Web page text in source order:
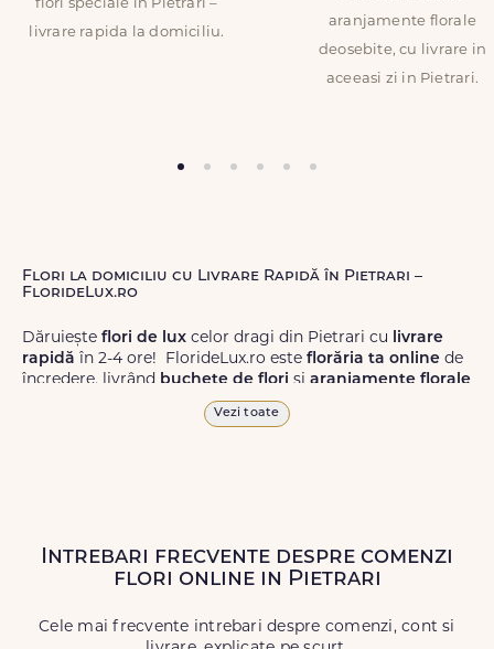
flori speciale in Pietrari –
livrare rapida la domiciliu.
aranjamente florale
deosebite, cu livrare in
aceeasi zi in Pietrari.
Flori la domiciliu cu Livrare Rapidă în Pietrari –
FlorideLux.ro
Dăruiește flori de lux celor dragi din Pietrari cu livrare
rapidă în 2-4 ore! FlorideLux.ro este florăria ta online de
încredere, livrând buchete de flori și aranjamente florale
de calitate superioară în Pietrari și în toată România.
Livrăm buchete de florichiar și în weekend, pentru ca tu
să poți adresa un gest frumos atunci când ai nevoie.
Vezi toate
Intrebari frecvente despre comenzi
flori online in Pietrari
Cele mai frecvente intrebari despre comenzi, cont si